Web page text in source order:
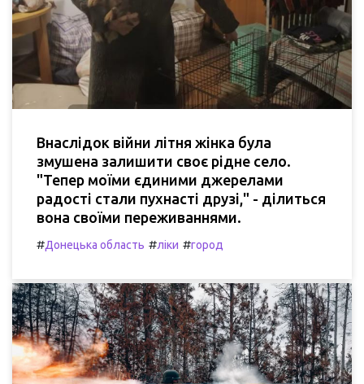
Внаслідок війни літня жінка була
змушена залишити своє рідне село.
"Тепер моїми єдиними джерелами
радості стали пухнасті друзі," - ділиться
вона своїми переживаннями.
#Донецька область #ліки #город